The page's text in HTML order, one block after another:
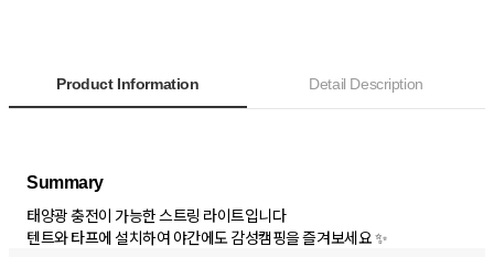
Product Information Detail Description
Summary
태양광 충전이 가능한 스트링 라이트입니다
텐트와 타프에 설치하여 야간에도 감성캠핑을 즐겨보세요 ✨